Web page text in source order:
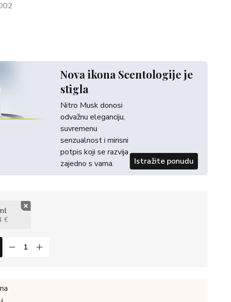
Nova ikona Scentologije je
stigla
Nitro Musk donosi
odvažnu eleganciju,
suvremenu
senzualnost i mirisni
potpis koji se razvija
zajedno s vama.
Istražite ponudu
€